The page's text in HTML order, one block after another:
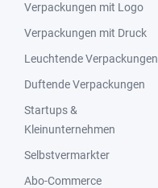
Verpackungen mit Logo
Verpackungen mit Druck
Leuchtende Verpackungen
Duftende Verpackungen
Startups &
Kleinunternehmen
Selbstvermarkter
Abo-Commerce